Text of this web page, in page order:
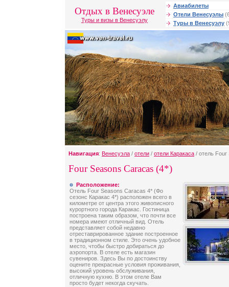
Отдых в Венесуэле
Туры и визы в Венесуэлу
Авиабилеты
Отели Венесуэлы
Туры в Венесуэлу
Навигация: Венесуэла / отели / отели Каракаса / отель
Four Seasons Caracas (4*)
Расположение:
Отель Four Seasons Caracas 4* (Фо
сезонс Каракас 4*) расположен всего в
километре от центра этого живописного
курортного города Каракас. Гостиница
построена таким образом, что почти все
номера имеют отличный вид. Отель
представляет собой недавно
отреставрированное здание построенное
в традиционном стиле. Это очень удобное
место, чтобы быстро добираться до
аэропорта. В отеле есть магазин
сувениров. Здесь Вы по достоинству
оцените прекрасные условия проживания,
высокий уровень обслуживания,
отличную кухню. В этом отеле Вам
просто будет некогда скучать.